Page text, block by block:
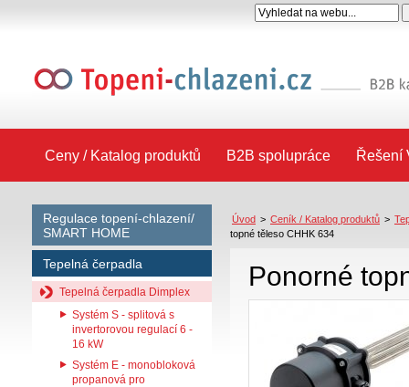
Ceny / Katalog produktů B2B spolupráce Řešení
Regulace topení-chlazení/
SMART HOME
Tepelná čerpadla
Tepelná čerpadla Dimplex
Systém S - splitová s
invertorovou regulací 6 -
16 kW
Systém E - monobloková
propanová pro
Úvod > Ceník / Katalog produktů >
topné těleso CHHK 634
Ponorné